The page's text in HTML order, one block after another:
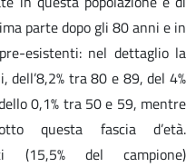
parte dopo gli 80 anni e in
esistenti: nel dettaglio la
tra 80 e 89, del 4%
0,1% tra 50 e 59, mentre
questa fascia d’età.
(15,5% del campione)